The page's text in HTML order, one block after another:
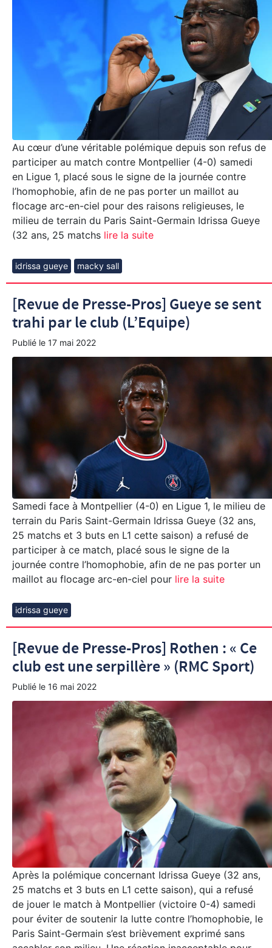
Au cœur d’une véritable polémique depuis son refus de
participer au match contre Montpellier (4-0) samedi
en Ligue 1, placé sous le signe de la journée contre
l’homophobie, afin de ne pas porter un maillot au
flocage arc-en-ciel pour des raisons religieuses, le
milieu de terrain du Paris Saint-Germain Idrissa Gueye
(32 ans, 25 matchs lire la suite
idrissa gueye macky sall
[Revue de Presse-Pros] Gueye se sent
trahi par le club (L’Equipe)
Publié le 17 mai 2022
Samedi face à Montpellier (4-0) en Ligue 1, le milieu de
terrain du Paris Saint-Germain Idrissa Gueye (32 ans,
25 matchs et 3 buts en L1 cette saison) a refusé de
participer à ce match, placé sous le signe de la
journée contre l’homophobie, afin de ne pas porter un
maillot au flocage arc-en-ciel pour lire la suite
idrissa gueye
[Revue de Presse-Pros] Rothen : « Ce
club est une serpillère » (RMC Sport)
Publié le 16 mai 2022
Après la polémique concernant Idrissa Gueye (32 ans,
25 matchs et 3 buts en L1 cette saison), qui a refusé
de jouer le match à Montpellier (victoire 0-4) samedi
pour éviter de soutenir la lutte contre l’homophobie, le
Paris Saint-Germain s’est brièvement exprimé sans